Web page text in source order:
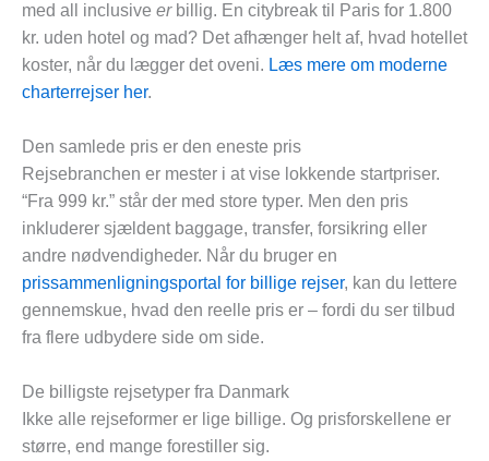
med all inclusive erbillig. En citybreak til Paris for 1.800
kr. uden hotel og mad? Det afhænger helt af, hvad hotellet
koster, når du lægger det oveni. Læs mere om moderne
charterrejser her.
Den samlede pris er den eneste pris
Rejsebranchen er mester i at vise lokkende startpriser.
“Fra 999 kr.” står der med store typer. Men den pris
inkluderer sjældent baggage, transfer, forsikring eller
andre nødvendigheder. Når du bruger en
prissammenligningsportal for billige rejser, kan du lettere
gennemskue, hvad den reelle pris er – fordi du ser tilbud
fra flere udbydere side om side.
De billigste rejsetyper fra Danmark
Ikke alle rejseformer er lige billige. Og prisforskellene er
større, end mange forestiller sig.